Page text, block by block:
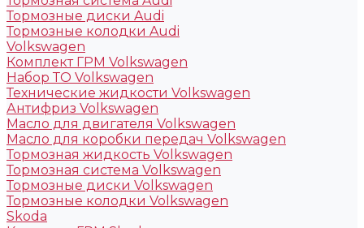
Тормозные диски Audi
Тормозные колодки Audi
Volkswagen
Комплект ГРМ Volkswagen
Набор ТО Volkswagen
Технические жидкости Volkswagen
Антифриз Volkswagen
Масло для двигателя Volkswagen
Масло для коробки передач Volkswagen
Тормозная жидкость Volkswagen
Тормозная система Volkswagen
Тормозные диски Volkswagen
Тормозные колодки Volkswagen
Skoda